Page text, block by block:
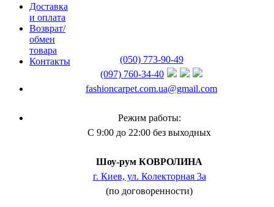
Доставка
и оплата
Возврат/
обмен
товара
Контакты
(050) 773-90-49
(097) 760-34-40
fashioncarpet.com.ua@gmail.com
Режим работы:
С 9:00 до 22:00 без выходных
Шоу-рум КОВРОЛИНА
г. Киев, ул. Колекторная 3а
(по договоренности)